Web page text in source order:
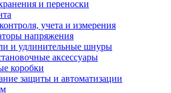
и переноски
учета и измерения
напряжения
и удлинительные шнуры
аксессуары
коробки
защиты и автоматизации